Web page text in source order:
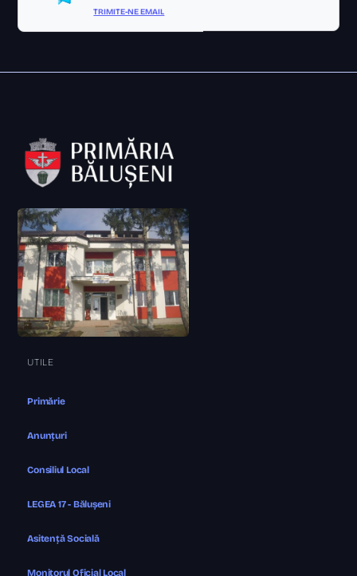
TRIMITE-NE EMAIL
UTILE
Primărie
Anunțuri
Consiliul Local
LEGEA 17 - Bălușeni
Asitență Socială
Monitorul Oficial Local